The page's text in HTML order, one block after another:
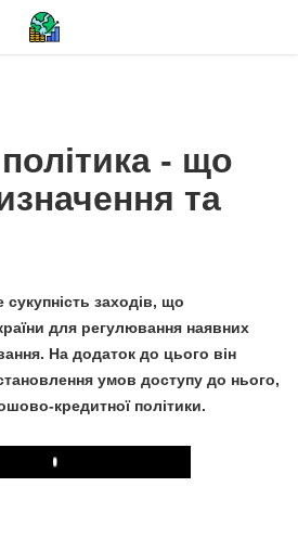
- що
та
сукупність заходів, що
для регулювання наявних
На додаток до цього він
умов доступу до нього,
кредитної політики.
Play